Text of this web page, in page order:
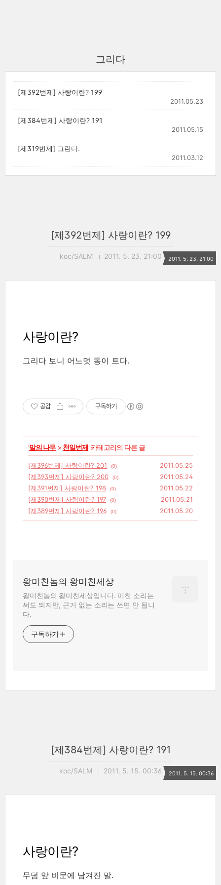
그리다
[제392번제] 사랑이란? 199
2011.05.23
[제384번제] 사랑이란? 191
2011.05.15
[제319번제] 그린다.
2011.03.12
[제392번제] 사랑이란? 199
koc/SALM 2011. 5. 23. 21:00 2011. 5. 23. 21:00
사랑이란?
그리다 보니 어느덧 동이 트다.
공감 구독하기
'말의 나무> 천일번제' 카테고리의 다른 글
[제396번제] 사랑이란? 201 (0)
2011.05.25
[제393번제] 사랑이란? 200
(0)
2011.05.24
[제391번제] 사랑이란? 198
(0)
2011.05.22
[제390번제] 사랑이란? 197
(0)
2011.05.21
[제389번제] 사랑이란? 196
(0) 2011.05.20
왕미친놈의 왕미친세상
왕미친놈의 왕미친세상입니다. 미친 소리는
써도 되지만, 근거 없는 소리는 쓰면 안 됩니
다.
구독하기
[제384번제] 사랑이란? 191
koc/SALM 2011. 5. 15. 00:36 2011. 5. 15. 00:36
사랑이란?
무덤 앞 비문에 남겨진 말.